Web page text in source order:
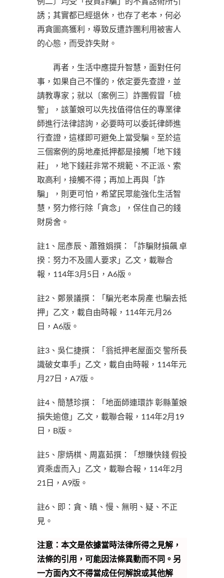
誘；其實都已經退休，也存了老本，何必
再貪圖高獲利，導致反遭詐團利用被害人
的心態，而受詐失財。
再者，生活中應提升智慧，面對任何
事，如果自己不懂的，依定要先查證，並
請教專家；就以〔案例三〕詐團假冒「檢
警」，該董娘可以先找值得信任的專業律
師進行法律諮詢，必要時可以委託律師進
行查證，這樣即可避免上當受騙。至於這
三個案例的房地產抵押都是接觸「地下錢
莊」，地下錢莊非常不規範、不正派、索
取高利，接觸不得；再加上再與「詐
騙」，則更可怕，希望民眾能強化生活智
慧，努力修行除「貪念」，保住自己的錢
財房舍。
註1、屈彥辰、蕭雅娟撰：「詐騙財損飆 卓
揆：努力不及國人要求」乙文，載聯合
報，114年3月5日，A6版。
註2、鄭景議撰：「騙光老本房產 也騙去抵
押」乙文，載自由時報，114年元月26
日，A6版。
註3、吳仁捷撰：「翁抵押老屋面交 警所長
識破女車手」乙文，載自由時報，114年元
月27日，A7版。
註4、簡慧珍撰：「地面師連環詐 彰縣董娘
損失逾億」乙文，載聯合報，114年2月19
日，B版。
註5、廖炳棋、周嘉茹撰：「想賺快錢 假投
資乘虛而入」乙文，載聯合報，114年2月
21日，A9版。
註6、即：貪、瞋、慢、無明、疑、不正
見。
注意：本文是依據當時法律所得之見解，
法條的引用，可能因法條異動而不同。另
一方面內文不得當成任何解說或其他解